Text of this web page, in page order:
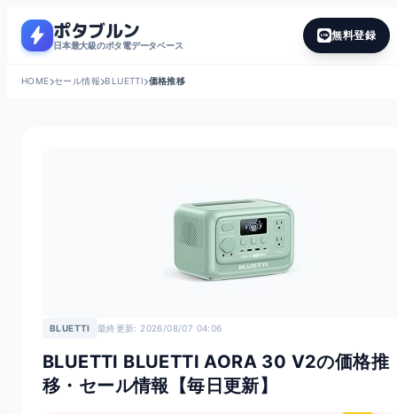
bolt ポタブルン
日本最大級のポタ電データベース
無料登録
HOME セール情報 BLUETTI 価格推移
BLUETTI 最終更新: 2026/08/07 04:06
BLUETTI BLUETTI AORA 30 V2の価格推
移・セール情報【毎日更新】